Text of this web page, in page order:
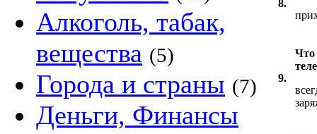
Алкоголь, табак,
вещества (5)
Города и страны (7)
Деньги, Финансы
8.
9.
Что